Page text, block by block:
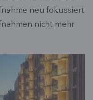
neu fokussiert
nicht mehr